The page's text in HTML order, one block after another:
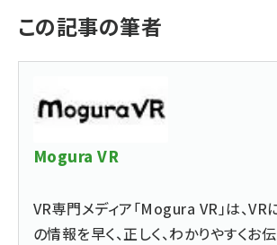
この記事の筆者
Mogura VR
VR専門メディア「Mogura VR」は、
の情報を早く、正しく、わかりやすくお伝